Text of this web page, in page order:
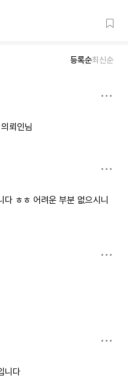
등록순최신순
뢰인님
ㅎㅎ 어려운 부분 없으시니
니다